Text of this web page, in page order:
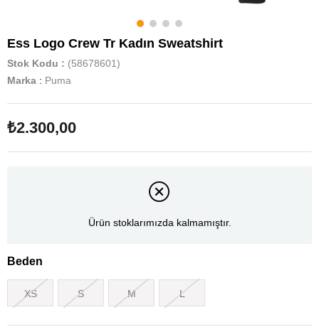
Ess Logo Crew Tr Kadın Sweatshirt
Stok Kodu
(58678601)
Marka : Puma
₺2.300,00
Ürün stoklarımızda kalmamıştır.
Beden
XS S M L